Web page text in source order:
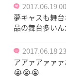
2017.06.19
夢キャスも舞
品の舞台多い
2017.06.18
アアァアァァ
😭😭😭